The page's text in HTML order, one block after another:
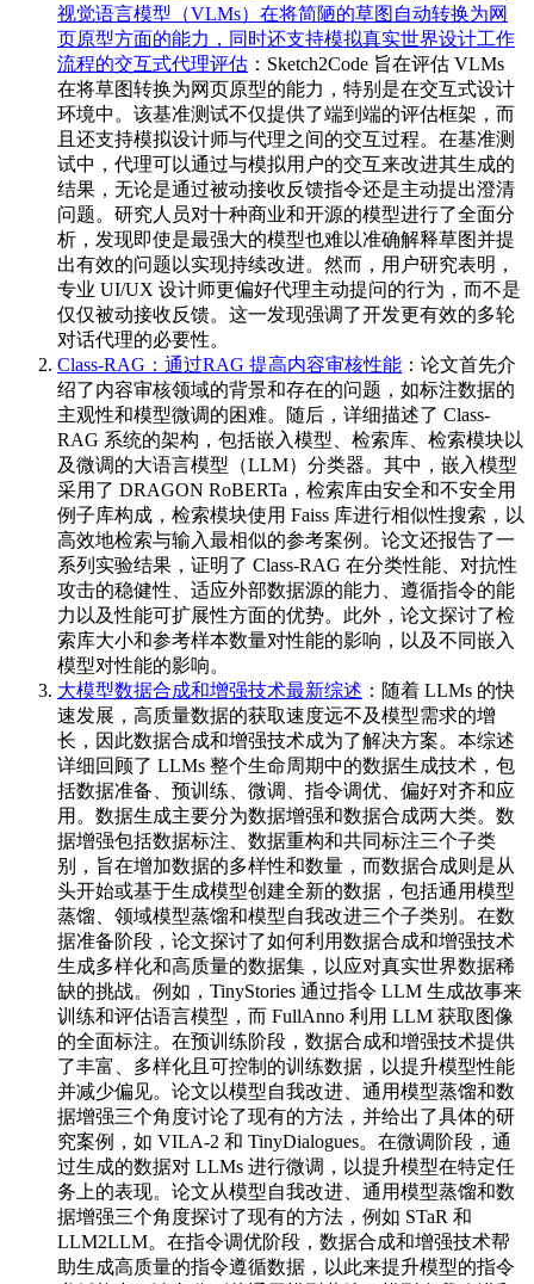
视觉语言模型（VLMs）在将简陋的草图自动转换为网
页原型方面的能力，同时还支持模拟真实世界设计工作
流程的交互式代理评估 ：Sketch2Code 旨在评估 VLMs
在将草图转换为网页原型的能力，特别是在交互式设计
环境中。该基准测试不仅提供了端到端的评估框架，而
且还支持模拟设计师与代理之间的交互过程。在基准测
试中，代理可以通过与模拟用户的交互来改进其生成的
结果，无论是通过被动接收反馈指令还是主动提出澄清
问题。研究人员对十种商业和开源的模型进行了全面分
析，发现即使是最强大的模型也难以准确解释草图并提
出有效的问题以实现持续改进。然而，用户研究表明，
专业 UI/UX 设计师更偏好代理主动提问的行为，而不是
仅仅被动接收反馈。这一发现强调了开发更有效的多轮
对话代理的必要性。
Class-RAG：通过RAG 提高内容审核性能 ：论文首先介
绍了内容审核领域的背景和存在的问题，如标注数据的
主观性和模型微调的困难。随后，详细描述了 Class-
RAG 系统的架构，包括嵌入模型、检索库、检索模块以
及微调的大语言模型（LLM）分类器。其中，嵌入模型
采用了 DRAGON RoBERTa，检索库由安全和不安全用
例子库构成，检索模块使用 Faiss 库进行相似性搜索，以
高效地检索与输入最相似的参考案例。论文还报告了一
系列实验结果，证明了 Class-RAG 在分类性能、对抗性
攻击的稳健性、适应外部数据源的能力、遵循指令的能
力以及性能可扩展性方面的优势。此外，论文探讨了检
索库大小和参考样本数量对性能的影响，以及不同嵌入
模型对性能的影响。
大模型数据合成和增强技术最新综述 ：随着 LLMs 的快
速发展，高质量数据的获取速度远不及模型需求的增
长，因此数据合成和增强技术成为了解决方案。本综述
详细回顾了 LLMs 整个生命周期中的数据生成技术，包
括数据准备、预训练、微调、指令调优、偏好对齐和应
用。数据生成主要分为数据增强和数据合成两大类。数
据增强包括数据标注、数据重构和共同标注三个子类
别，旨在增加数据的多样性和数量，而数据合成则是从
头开始或基于生成模型创建全新的数据，包括通用模型
蒸馏、领域模型蒸馏和模型自我改进三个子类别。在数
据准备阶段，论文探讨了如何利用数据合成和增强技术
生成多样化和高质量的数据集，以应对真实世界数据稀
缺的挑战。例如，TinyStories 通过指令 LLM 生成故事来
训练和评估语言模型，而 FullAnno 利用 LLM 获取图像
的全面标注。在预训练阶段，数据合成和增强技术提供
了丰富、多样化且可控制的训练数据，以提升模型性能
并减少偏见。论文以模型自我改进、通用模型蒸馏和数
据增强三个角度讨论了现有的方法，并给出了具体的研
究案例，如 VILA-2 和 TinyDialogues。在微调阶段，通
过生成的数据对 LLMs 进行微调，以提升模型在特定任
务上的表现。论文从模型自我改进、通用模型蒸馏和数
据增强三个角度探讨了现有的方法，例如 STaR 和
LLM2LLM。在指令调优阶段，数据合成和增强技术帮
助生成高质量的指令遵循数据，以此来提升模型的指令